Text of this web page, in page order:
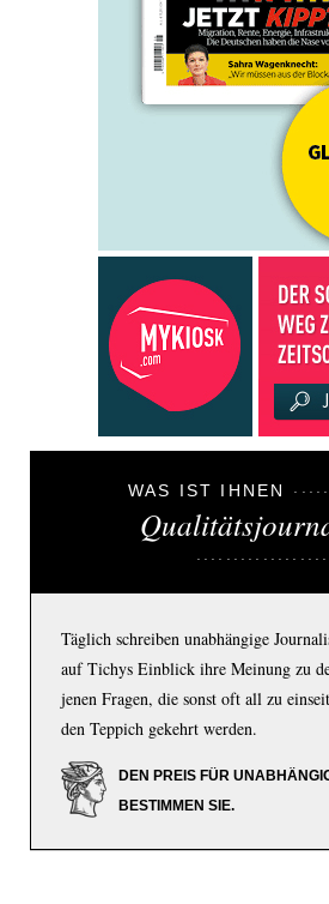
WAS IST IHNEN
Täglich schreiben unabhängige
auf Tichys Einblick ihre Meinung zu
jenen Fragen, die sonst oft all zu
den Teppich gekehrt werden.
DEN PREIS FÜR
BESTIMMEN SIE.